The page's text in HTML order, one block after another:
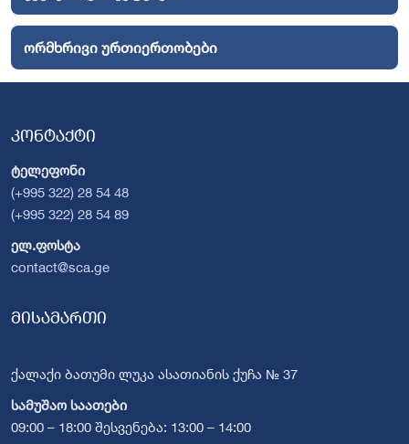
ორმხრივი ურთიერთობები
კონტაქტი
ტელეფონი
(+995 322) 28 54 48
(+995 322) 28 54 89
ელ.ფოსტა
contact@sca.ge
მისამართი
ქალაქი ბათუმი ლუკა ასათიანის ქუჩა № 37
სამუშაო საათები
09:00 – 18:00 შესვენება: 13:00 – 14:00